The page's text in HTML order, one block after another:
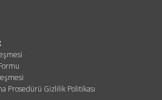
Prosedürü Gizlilik Politikası